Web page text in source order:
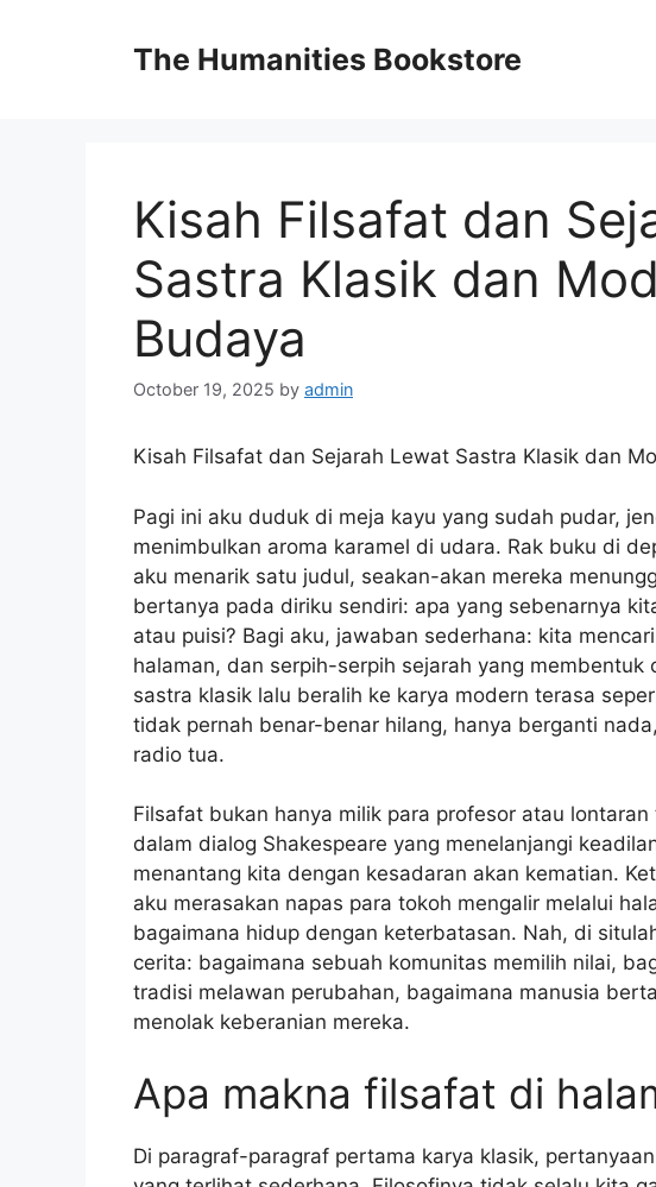
The Humanities Bookstore
Kisah Filsafat dan
Sastra Klasik dan
Budaya
October 19, 2025 by admin
Kisah Filsafat dan Sejarah Lewat Sastra Klasik dan
Pagi ini aku duduk di meja kayu yang sudah pudar,
menimbulkan aroma karamel di udara. Rak buku di
aku menarik satu judul, seakan-akan mereka
bertanya pada diriku sendiri: apa yang sebenarnya
atau puisi? Bagi aku, jawaban sederhana: kita
halaman, dan serpih-serpih sejarah yang
sastra klasik lalu beralih ke karya modern terasa
tidak pernah benar-benar hilang, hanya berganti
radio tua.
Filsafat bukan hanya milik para profesor atau
dalam dialog Shakespeare yang menelanjangi
menantang kita dengan kesadaran akan kematian.
aku merasakan napas para tokoh mengalir melalui
bagaimana hidup dengan keterbatasan. Nah, di
cerita: bagaimana sebuah komunitas memilih nilai,
tradisi melawan perubahan, bagaimana manusia
menolak keberanian mereka.
Apa makna filsafat di
Di paragraf-paragraf pertama karya klasik,